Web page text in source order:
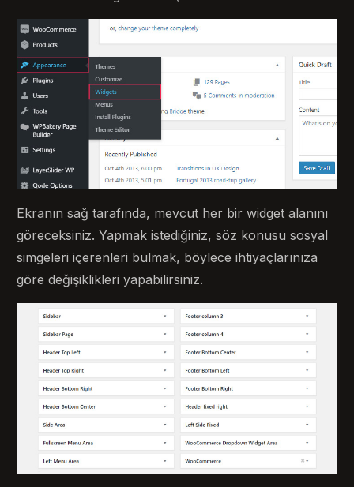
Ekranın sağ tarafında, mevcut her bir widget alanını
göreceksiniz. Yapmak istediğiniz, söz konusu sosyal
simgeleri içerenleri bulmak, böylece ihtiyaçlarınıza
göre değişiklikleri yapabilirsiniz.